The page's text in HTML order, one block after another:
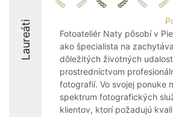
Laureáti
Fotoateliér Naty pôsobí v
ako špecialista na
dôležitých životných
prostredníctvom
fotografií. Vo svojej ponuke
spektrum fotografických
klientov, ktorí požadujú